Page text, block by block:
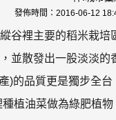
發佈時間： 2016-06-12
谷裡主要的稻米栽培
並散發出一股淡淡的
)的品質更是獨步全台
植油菜做為綠肥植物